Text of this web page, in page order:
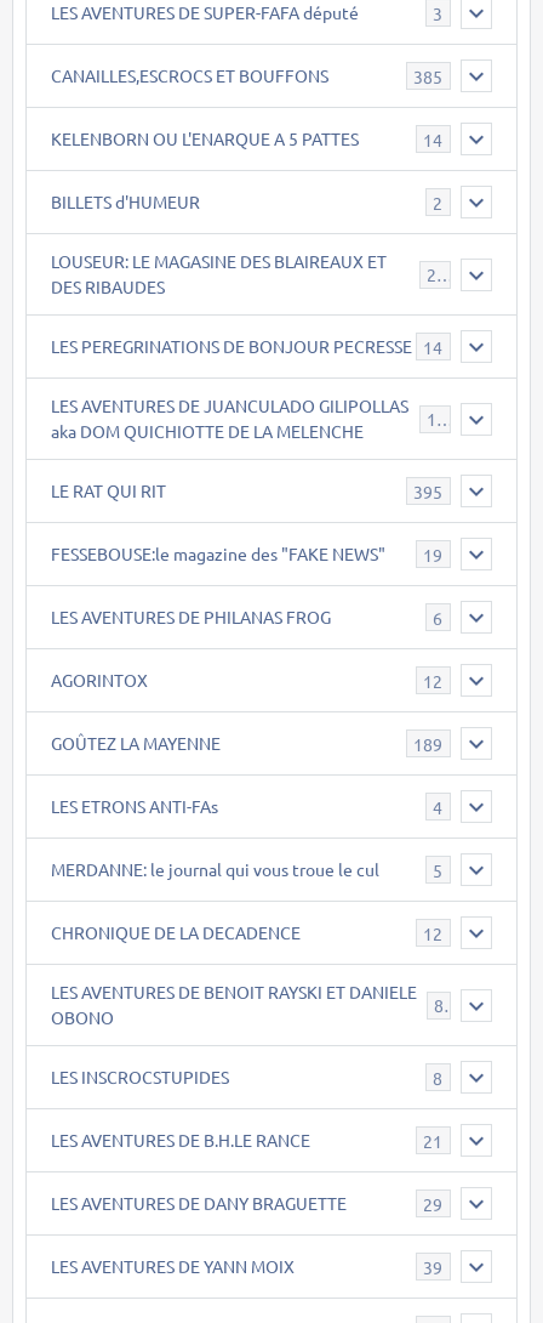
LES AVENTURES DE SUPER-FAFA député 3
CANAILLES,ESCROCS ET BOUFFONS 385
KELENBORN OU L'ENARQUE A 5 PATTES 14
BILLETS d'HUMEUR 2
LOUSEUR: LE MAGASINE DES BLAIREAUX ET
DES RIBAUDES
21
LES PEREGRINATIONS DE BONJOUR PECRESSE 14
LES AVENTURES DE JUANCULADO GILIPOLLAS
aka DOM QUICHIOTTE DE LA MELENCHE
119
LE RAT QUI RIT 395
FESSEBOUSE:le magazine des "FAKE NEWS" 19
LES AVENTURES DE PHILANAS FROG 6
AGORINTOX 12
GOÛTEZ LA MAYENNE 189
LES ETRONS ANTI-FAs 4
MERDANNE: le journal qui vous troue le cul 5
CHRONIQUE DE LA DECADENCE 12
LES AVENTURES DE BENOIT RAYSKI ET DANIELE
OBONO
8
LES INSCROCSTUPIDES 8
LES AVENTURES DE B.H.LE RANCE 21
LES AVENTURES DE DANY BRAGUETTE 29
LES AVENTURES DE YANN MOIX 39